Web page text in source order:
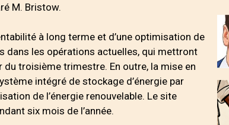
M. Bristow.
à long terme et d’une optimisation de
les opérations actuelles, qui mettront
troisième trimestre. En outre, la mise en
intégré de stockage d’énergie par
de l’énergie renouvelable. Le site
six mois de l’année.